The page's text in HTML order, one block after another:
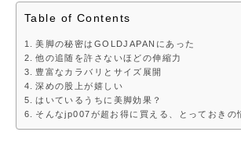
Table of Contents
美脚の秘密はGOLDJAPANにあった
他の追随を許さないほどの伸縮力
豊富なカラバリとサイズ展開
深めの股上が嬉しい
はいているうちに美脚効果？
そんなjp007が超お得に買える、とっておきの